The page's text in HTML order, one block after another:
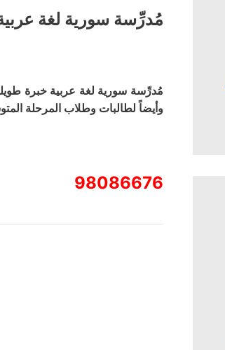
مُدرِّسة سورية لغة
مُدرِّسة سورية لغة عربية خبرة
وأيضاً لطالبات وطلاب المرحلة
98086676